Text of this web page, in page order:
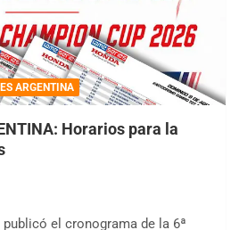
ARGENTINA
Horarios para la
el cronograma de la 6ª